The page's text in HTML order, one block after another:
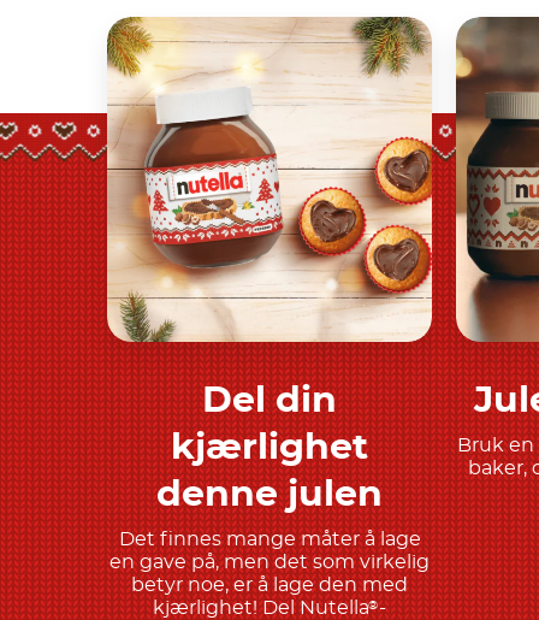
Finn ut mer
Del din
kjærlighet
denne julen
Det finnes mange måter å lage
en gave på, men det som virkelig
betyr noe, er å lage den med
kjærlighet! Del Nutella®-
Bruk en
baker,